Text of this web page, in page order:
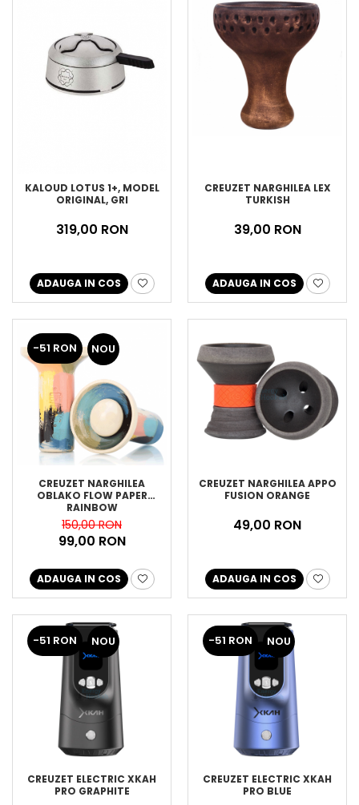
KALOUD LOTUS 1+, MODEL
ORIGINAL, GRI
319,00 RON
ADAUGA IN COS
CREUZET NARGHILEA LEX
TURKISH
39,00 RON
ADAUGA IN COS
-51 RON NOU
CREUZET NARGHILEA
OBLAKO FLOW PAPER
RAINBOW
150,00 RON
99,00 RON
ADAUGA IN COS
CREUZET NARGHILEA APPO
FUSION ORANGE
49,00 RON
ADAUGA IN COS
-51 RON NOU
CREUZET ELECTRIC XKAH
PRO GRAPHITE
-51 RON NOU
CREUZET ELECTRIC XKAH
PRO BLUE